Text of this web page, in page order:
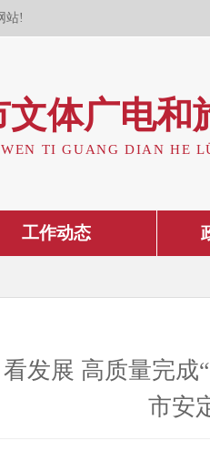
站!
文体广电和
TI GUANG DIAN HE
工作动态
看发展 高质量完
市安